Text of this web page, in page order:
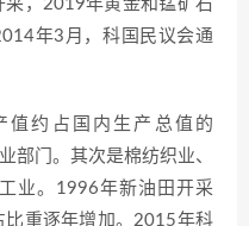
采，2019年黄金和锰矿石
年3月，科国民议会通
值约占国内生产总值的
部门。其次是棉纺织业、
业。1996年新油田开采
比重逐年增加。2015年科